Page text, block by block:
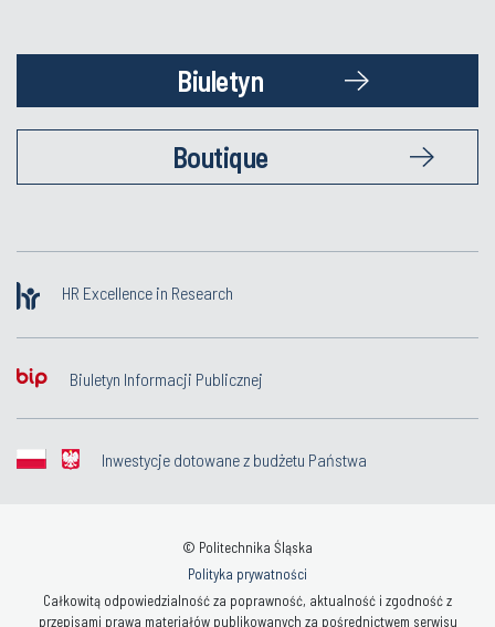
Biuletyn
Boutique
HR Excellence in Research
Biuletyn Informacji Publicznej
Inwestycje dotowane z budżetu Państwa
© Politechnika Śląska
Polityka prywatności
Całkowitą odpowiedzialność za poprawność, aktualność i zgodność z
przepisami prawa materiałów publikowanych za pośrednictwem serwisu